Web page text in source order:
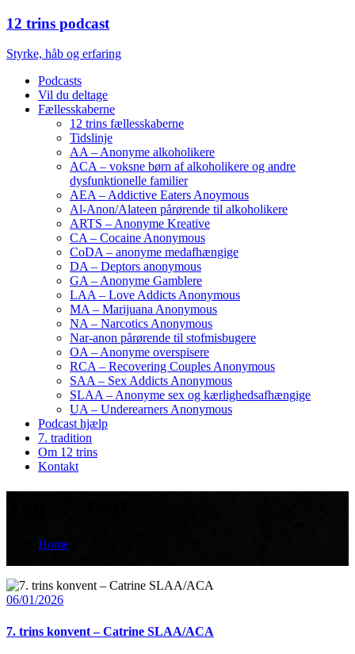
12 trins podcast
Styrke, håb og erfaring
Podcasts
Vil du deltage
Fællesskaberne
12 trins fællesskaberne
Tidslinje
AA – Anonyme alkoholikere
ACA – voksne børn af alkoholikere og andre
dysfunktionelle familier
AEA – Addictive Eaters Anoymous
Al-Anon/Alateen pårørende til alkoholikere
ARTS – Anonyme Kreative
CA – Cocaine Anonymous
CoDA – anonyme medafhængige
DA – Deptors anonymous
GA – Anonyme Gamblere
LAA – Love Addicts Anonymous
MA – Marijuana Anonymous
NA – Narcotics Anonymous
Nar-anon pårørende til stofmisbugere
OA – Anonyme overspisere
RCA – Recovering Couples Anonymous
SAA – Sex Addicts Anonymous
SLAA – Anonyme sex og kærlighedsafhængige
UA – Underearners Anonymous
Podcast hjælp
7. tradition
Om 12 trins
Kontakt
Home
06/01/2026
7. trins konvent – Catrine SLAA/ACA